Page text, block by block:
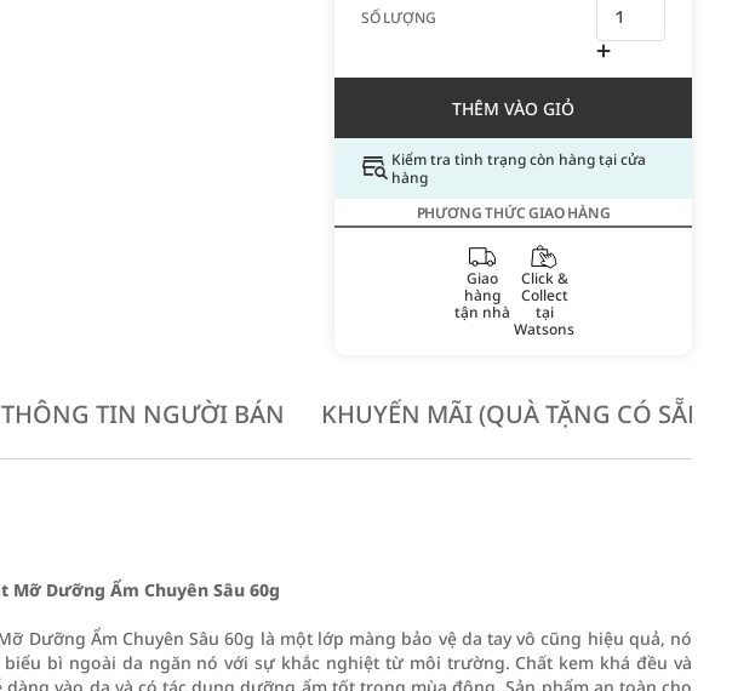
SỐ LƯỢNG
THÊM VÀO GIỎ
Kiểm tra tình trạng còn hàng tại cửa
hàng
PHƯƠNG THỨC GIAO HÀNG
Giao
hàng
tận nhà
Click &
Collect
tại
Watsons
THÔNG TIN NGƯỜI BÁN KHUYẾN MÃI (QUÀ TẶNG CÓ SẴN
Mỡ Dưỡng Ẩm Chuyên Sâu 60g
Dưỡng Ẩm Chuyên Sâu 60g là một lớp màng bảo vệ da tay vô cũng hiệu quả, nó
bì ngoài da ngăn nó với sự khắc nghiệt từ môi trường. Chất kem khá đều và